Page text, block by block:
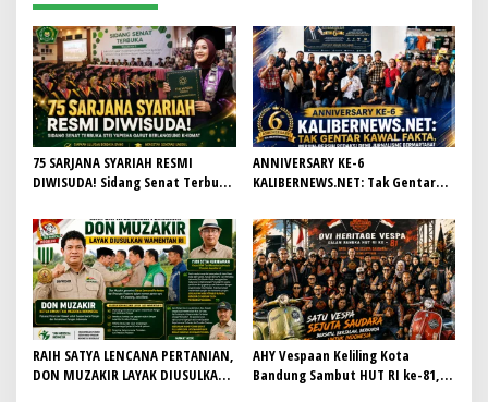
75 SARJANA SYARIAH RESMI
DIWISUDA! Sidang Senat Terbuka
Khidmat, Siapkan Lulusan
Berdaya Saing dan Berintegritas
ANNIVERSARY KE-6
KALIBERNEWS.NET: Tak Gentar
Redaksi Demi Jurnalisme
Bermartabat
RAIH SATYA LENCANA PERTANIAN,
DON MUZAKIR LAYAK DIUSULKAN
AHY Vespaan Keliling Kota
Bandung Sambut HUT RI ke-81,